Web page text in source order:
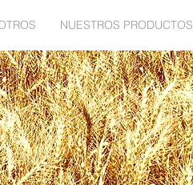
NUESTROS PRODUCTOS